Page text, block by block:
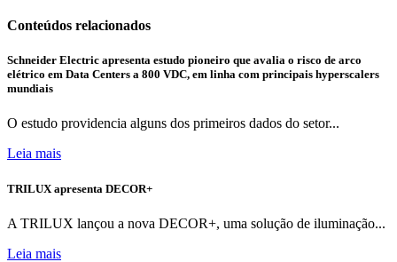
Conteúdos relacionados
Schneider Electric apresenta estudo pioneiro que avalia o risco de arco
elétrico em Data Centers a 800 VDC, em linha com principais hyperscalers
mundiais
O estudo providencia alguns dos primeiros dados do setor...
Leia mais
TRILUX apresenta DECOR+
A TRILUX lançou a nova DECOR+, uma solução de iluminação...
Leia mais